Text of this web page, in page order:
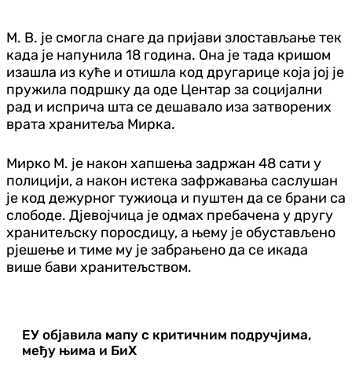
М. В. је смогла снаге да пријави злостављање тек
када је напунила 18 година. Она је тада кришом
изашла из куће и отишла код другарице која јој је
пружила подршку да оде Центар за социјални
рад и исприча шта се дешавало иза затворених
врата хранитеља Мирка.
Мирко М. је након хапшења задржан 48 сати у
полицији, а након истека зафржавања саслушан
је код дежурног тужиоца и пуштен да се брани са
слободе. Дјевојчица је одмах пребачена у другу
хранитељску поросдицу, а њему је обустављено
рјешење и тиме му је забрањено да се икада
више бави хранитељством.
ЕУ објавила мапу с критичним подручјима,
међу њима и БиХ